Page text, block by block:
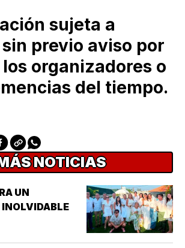
sujeta a
previo aviso por
organizadores o
del tiempo.
NOTICIAS
UN